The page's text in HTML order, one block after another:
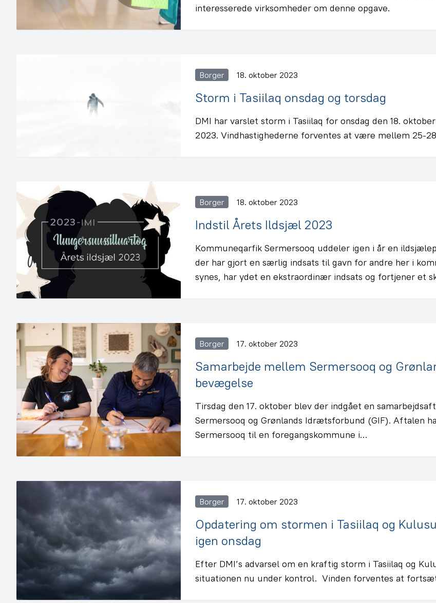
interesserede virksomheder om denne opgave.
Borger 18. oktober 2023
Storm i Tasiilaq onsdag og torsdag
DMI har varslet storm i Tasiilaq for onsdag den 18.
2023. Vindhastighederne forventes at være mellem 25-
Borger 18. oktober 2023
Indstil Årets Ildsjæl 2023
Kommuneqarfik Sermersooq uddeler igen i år en
der har gjort en særlig indsats til gavn for andre her i
synes, har ydet en ekstraordinær indsats og fortjener et
Borger 17. oktober 2023
Samarbejde mellem Sermersooq og
bevægelse
Tirsdag den 17. oktober blev der indgået en
Sermersooq og Grønlands Idrætsforbund (GIF). Aftalen
Sermersooq til en foregangskommune i…
Borger 17. oktober 2023
Opdatering om stormen i Tasiilaq og
igen onsdag
Efter DMI’s advarsel om en kraftig storm i Tasiilaq og
situationen nu under kontrol. Vinden forventes at